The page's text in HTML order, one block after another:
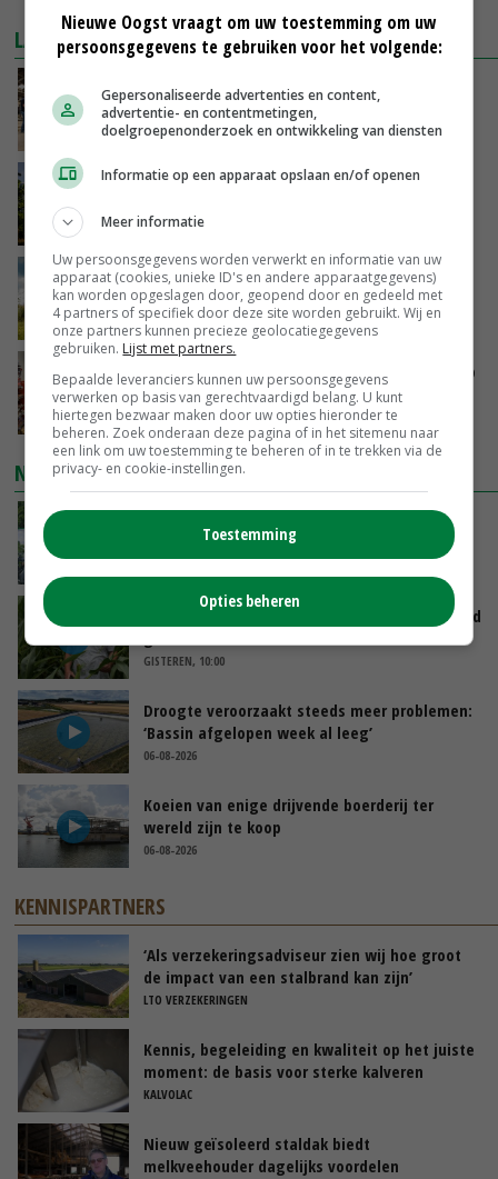
LAATSTE NIEUWS
Na jarenlang meten willen Zuid-Hollandse
boeren nu erkenning
VANDAAG, 07:00
Kamervragen over onttrekkingsverbod,
GISTEREN, 16:27
‘Rendement van Krullvarkens komt van de
overkant’
GISTEREN, 15:30
Oorlogen en El Niño stuwen voedselprijzen op
GISTEREN, 15:04
NIEUWSTE VIDEO'S
Oekraïne-vlogger Kees Huizinga: ‘Bezoek van
de ambassade mag zelf groente plukken’
Limburgse mais van Frijns doet het verrassend
GISTEREN, 10:00
Droogte veroorzaakt steeds meer problemen:
‘Bassin afgelopen week al leeg’
06-08-2026
Koeien van enige drijvende boerderij ter
wereld zijn te koop
06-08-2026
KENNISPARTNERS
‘Als verzekeringsadviseur zien wij hoe groot
de impact van een stalbrand kan zijn’
LTO VERZEKERINGEN
Kennis, begeleiding en kwaliteit op het juiste
moment: de basis voor sterke kalveren
KALVOLAC
Nieuw geïsoleerd staldak biedt
melkveehouder dagelijks voordelen
Nieuwe Oogst vraagt om uw toestemming om uw
persoonsgegevens te gebruiken voor het volgende:
Gepersonaliseerde advertenties en content,
advertentie- en contentmetingen,
doelgroepenonderzoek en ontwikkeling van diensten
Informatie op een apparaat opslaan en/of openen
Meer informatie
Uw persoonsgegevens worden verwerkt en informatie van uw
apparaat (cookies, unieke ID's en andere apparaatgegevens)
kan worden opgeslagen door, geopend door en gedeeld met
4 partners of specifiek door deze site worden gebruikt. Wij en
onze partners kunnen precieze geolocatiegegevens
gebruiken. Lijst met partners.
Bepaalde leveranciers kunnen uw persoonsgegevens
verwerken op basis van gerechtvaardigd belang. U kunt
hiertegen bezwaar maken door uw opties hieronder te
beheren. Zoek onderaan deze pagina of in het sitemenu naar
een link om uw toestemming te beheren of in te trekken via de
privacy- en cookie-instellingen.
Toestemming
Opties beheren